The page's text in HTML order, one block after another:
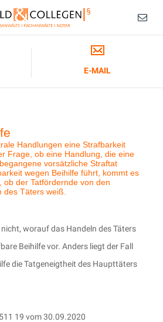
E-MAIL
Handlungen eine Strafbarkeit
Frage, ob eine Handlung, die eine
vorsätzliche Straftat
wegen Beihilfe führt, kommt es
ob der Tatfördernde von den
des Täters weiß.
worauf das Handeln des Täters
Beihilfe vor. Anders liegt der Fall
die Tatgeneigtheit des Haupttäters
19 vom 30.09.2020